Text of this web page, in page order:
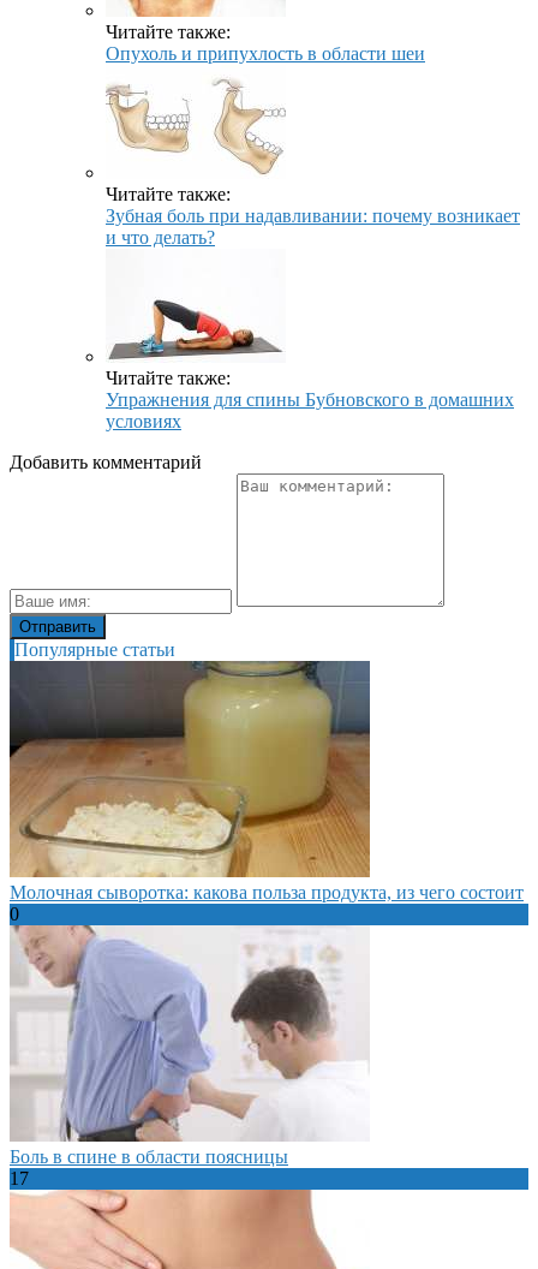
Читайте также:
Опухоль и припухлость в области шеи
Читайте также:
Зубная боль при надавливании: почему возникает
и что делать?
Читайте также:
Упражнения для спины Бубновского в домашних
условиях
Добавить комментарий
Популярные статьи
Молочная сыворотка: какова польза продукта, из чего состоит
0
Боль в спине в области поясницы
17